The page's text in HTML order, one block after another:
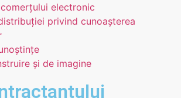
electronic
privind cunoașterea
și de imagine